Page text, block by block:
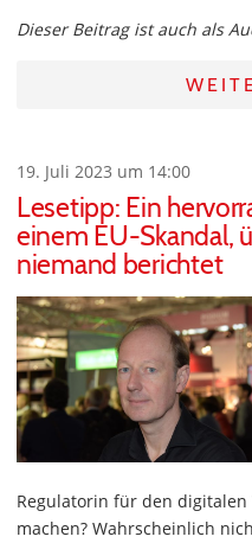
Dieser Beitrag ist auch als
19. Juli 2023 um 14:00
Lesetipp: Ein
einem EU-Skandal,
niemand berichtet
Regulatorin für den
machen? Wahrscheinlich